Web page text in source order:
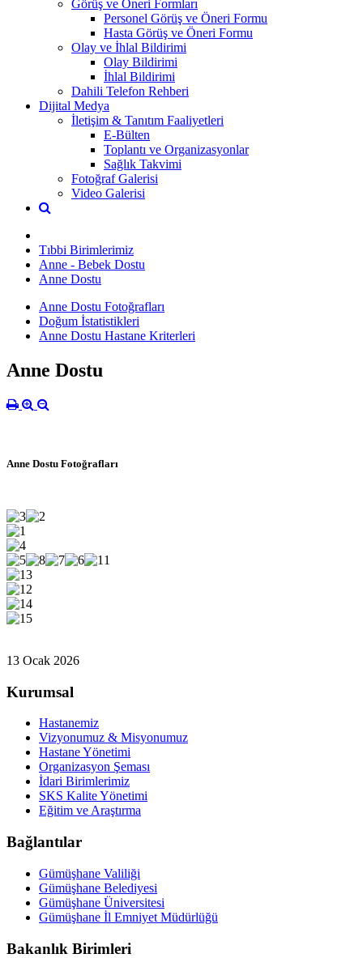
Görüş ve Öneri Formları
Personel Görüş ve Öneri Formu
Hasta Görüş ve Öneri Formu
Olay ve İhlal Bildirimi
Olay Bildirimi
İhlal Bildirimi
Dahili Telefon Rehberi
Dijital Medya
İletişim & Tanıtım Faaliyetleri
E-Bülten
Toplantı ve Organizasyonlar
Sağlık Takvimi
Fotoğraf Galerisi
Video Galerisi
Tıbbi Birimlerimiz
Anne - Bebek Dostu
Anne Dostu
Anne Dostu Fotoğrafları
Doğum İstatistikleri
Anne Dostu Hastane Kriterleri
Anne Dostu
Anne Dostu Fotoğrafları
13 Ocak 2026
Kurumsal
Hastanemiz
Vizyonumuz & Misyonumuz
Hastane Yönetimi
Organizasyon Şeması
İdari Birimlerimiz
SKS Kalite Yönetimi
Eğitim ve Araştırma
Bağlantılar
Gümüşhane Valiliği
Gümüşhane Belediyesi
Gümüşhane Üniversitesi
Gümüşhane İl Emniyet Müdürlüğü
Bakanlık Birimleri